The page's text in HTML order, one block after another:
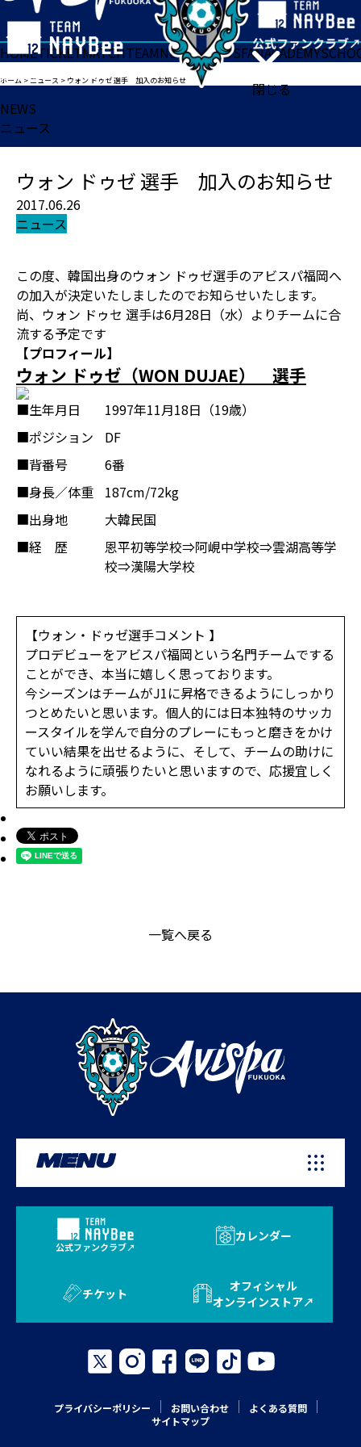
閉じる
HOMETICKETMATCHTEAMNEWSGOODSFANACADEMY
ホーム >ニュース > ウォン ドゥゼ 選手 加入のお知らせ
NEWS
ニュース
ウォン ドゥゼ 選手 加入のお知らせ
2017.06.26
ニュース
この度、韓国出身のウォン ドゥゼ選手のアビスパ福岡へ
の加入が決定いたしましたのでお知らせいたします。
尚、ウォン ドゥセ 選手は6月28日（水）よりチームに合
流する予定です
【プロフィール】
ウォン ドゥゼ（WON DUJAE） 選手
■生年月日
1997年11月18日（19歳）
■ポジション
DF
■背番号
6番
■身長／体重
187cm/72kg
■出身地
大韓民国
■経 歴
恩平初等学校⇒阿峴中学校⇒雲湖高等学
校⇒漢陽大学校
【ウォン・ドゥゼ選手コメント 】
プロデビューをアビスパ福岡という名門チームでする
ことができ、本当に嬉しく思っております。
今シーズンはチームがJ1に昇格できるようにしっかり
つとめたいと思います。個人的には日本独特のサッカ
ースタイルを学んで自分のプレーにもっと磨きをかけ
ていい結果を出せるように、そして、チームの助けに
なれるように頑張りたいと思いますので、応援宜しく
お願いします。
一覧へ戻る
MENU
公式ファンクラブ
カレンダー
チケット
オフィシャル
オンラインストア
プライバシーポリシー お問い合わせ
よくある質問
サイトマップ